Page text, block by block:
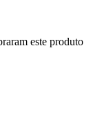
este produto